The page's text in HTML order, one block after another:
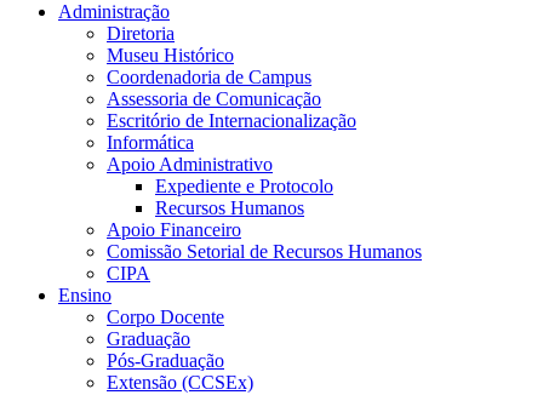
Administração
Diretoria
Museu Histórico
Coordenadoria de Campus
Assessoria de Comunicação
Escritório de Internacionalização
Informática
Apoio Administrativo
Expediente e Protocolo
Recursos Humanos
Apoio Financeiro
Comissão Setorial de Recursos Humanos
CIPA
Ensino
Corpo Docente
Graduação
Pós-Graduação
Extensão (CCSEx)